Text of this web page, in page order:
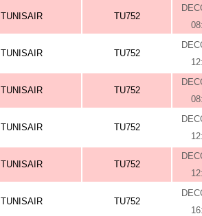
TUNISAIR TU752
TUNISAIR TU752
TUNISAIR TU752
TUNISAIR TU752
TUNISAIR TU752
TUNISAIR TU752